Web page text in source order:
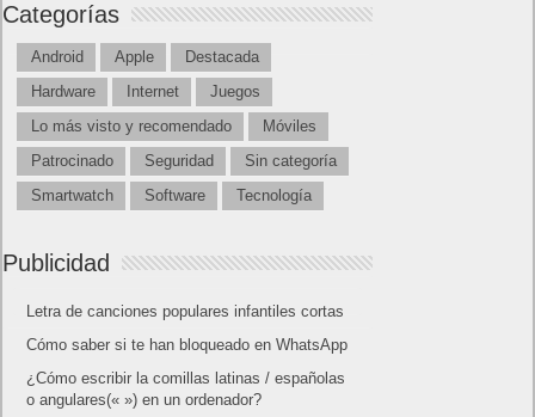
Categorías
Android Apple
Destacada
Hardware
Internet
Juegos
Lo más visto y recomendado
Móviles
Patrocinado
Seguridad
Sin categoría
Smartwatch
Software Tecnología
Publicidad
Letra de canciones populares infantiles cortas
Cómo saber si te han bloqueado en WhatsApp
¿Cómo escribir la comillas latinas / españolas
o angulares(« ») en un ordenador?